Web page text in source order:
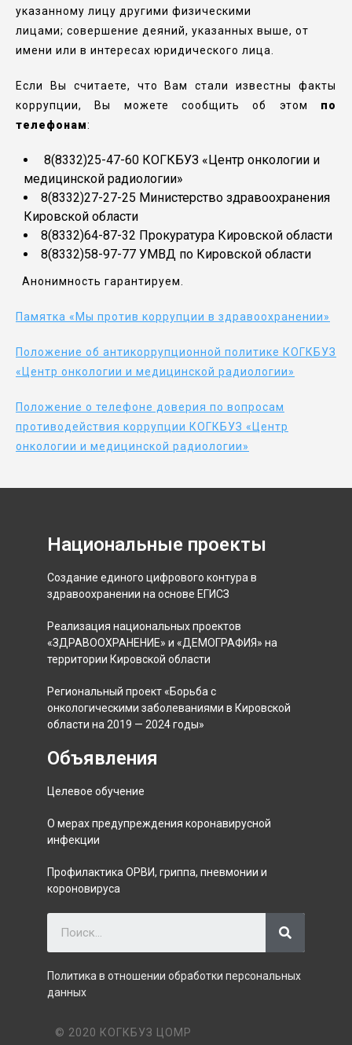
указанному лицу другими физическими
лицами; совершение деяний, указанных выше, от
имени или в интересах юридического лица.
Если Вы считаете, что Вам стали известны факты
коррупции, Вы можете сообщить об этом по
телефонам:
8(8332)25-47-60 КОГКБУЗ «Центр онкологии и
медицинской радиологии»
8(8332)27-27-25 Министерство здравоохранения
Кировской области
8(8332)64-87-32 Прокуратура Кировской области
8(8332)58-97-77 УМВД по Кировской области
Анонимность гарантируем.
Памятка «Мы против коррупции в здравоохранении»
Положение об антикоррупционной политике КОГКБУЗ
«Центр онкологии и медицинской радиологии»
Положение о телефоне доверия по вопросам
противодействия коррупции КОГКБУЗ «Центр
онкологии и медицинской радиологии»
Национальные проекты
Создание единого цифрового контура в
здравоохранении на основе ЕГИСЗ
Реализация национальных проектов
«ЗДРАВООХРАНЕНИЕ» и «ДЕМОГРАФИЯ» на
территории Кировской области
Региональный проект «Борьба с
онкологическими заболеваниями в Кировской
области на 2019 — 2024 годы»
Объявления
Целевое обучение
О мерах предупреждения коронавирусной
инфекции
Профилактика ОРВИ, гриппа, пневмонии и
короновируса
Политика в отношении обработки персональных
данных
© 2020 КОГКБУЗ ЦОМР